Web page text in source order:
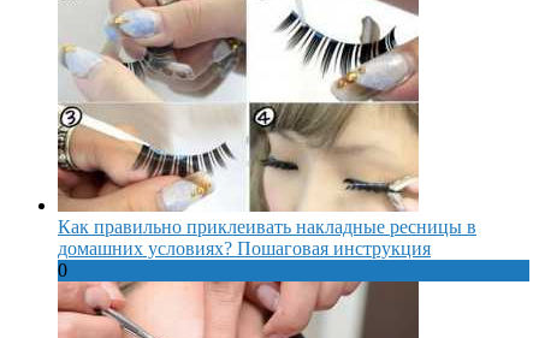
Как правильно приклеивать накладные ресницы в
домашних условиях? Пошаговая инструкция
0